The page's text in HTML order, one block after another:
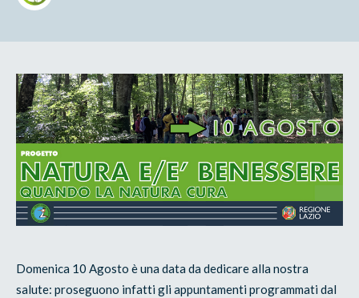
Domenica 10 Agosto è una data da dedicare alla nostra
salute: proseguono infatti gli appuntamenti programmati dal